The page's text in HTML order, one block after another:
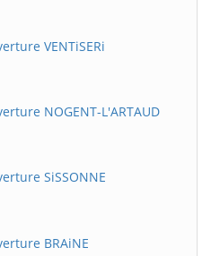
VENTiSERi
NOGENT-L'ARTAUD
SiSSONNE
BRAiNE